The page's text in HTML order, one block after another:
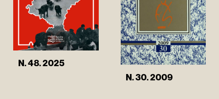
N. 48. 2025
N. 30. 2009